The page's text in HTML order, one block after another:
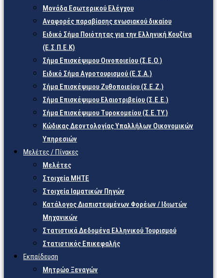
Μονάδα Εσωτερικού Ελέγχου
Αναφορές παραβίασης ενωσιακού δικαίου
Ειδικό Σήμα Ποιότητας για την Ελληνική Κουζίνα
(Ε.Σ.Π.Ε.Κ)
Σήμα Επισκέψιμου Οινοποιείου (Σ.Ε.Ο.)
Ειδικό Σήμα Αγροτουρισμού (Ε.Σ.Α.)
Σήμα Επισκέψιμου Ζυθοποιείου (Σ.Ε.Ζ.)
Σήμα Επισκέψιμου Ελαιοτριβείου (Σ.Ε.Ε.)
Σήμα Επισκέψιμου Τυροκομείου (Σ.Ε.TY.)
Κώδικας Δεοντολογίας Υπαλλήλων Οικονομικών
Υπηρεσιών
Μελέτες / Πίνακες
Μελέτες
Στοιχεία ΜΗΤΕ
Στοιχεία Ιαματικών Πηγών
Κατάλογος Διαπιστευμένων Φορέων / Ιδιωτών
Μηχανικών
Στατιστικά Δεδομένα Ελληνικού Τουρισμού
Στατιστικός Επικεφαλής
Εκπαίδευση
Μητρώο Ξεναγών